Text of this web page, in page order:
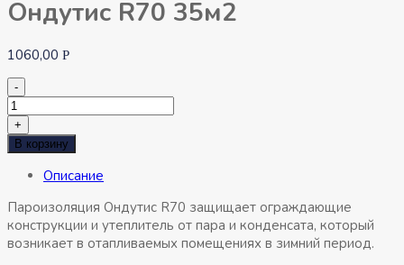
Ондутис R70 35м2
1060,00 Р
-
Количество
товара
Пленка
пароизоляционная
Ондутис
35м2
+
В корзину
Описание
Пароизоляция Ондутис R70 защищает ограждающие
конструкции и утеплитель от пара и конденсата, который
возникает в отапливаемых помещениях в зимний период.